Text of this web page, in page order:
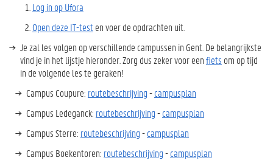
Log in op Ufora
Open deze IT-testen voer de opdrachten uit.
Je zal les volgen op verschillende campussen in Gent. De belangrijkste
vind je in het lijstje hieronder. Zorg dus zeker voor eenfiets om op tijd
in de volgende les te geraken!
Campus Coupure: routebeschrijving-campusplan
Campus Ledeganck: routebeschrijving-campusplan
CampusSterre: routebeschrijving-campusplan
Campus Boekentoren: routebeschrijving-campusplan